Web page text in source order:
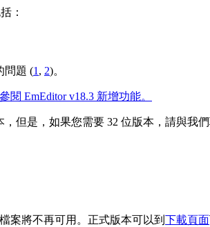
：
問題 (1 , 2)。
EmEditor v18.3 新增功能。
但是，如果您需要 32 位版本，請與我
案將不再可用。正式版本可以到 下載頁面